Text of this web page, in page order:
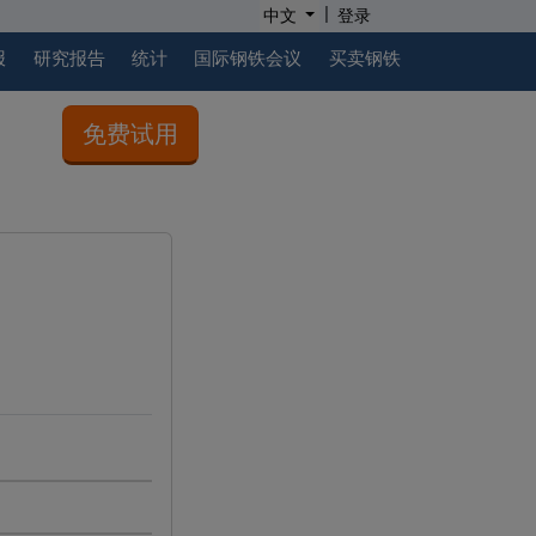
中文 | 登录
研究报告 统计 国际钢铁会议 买卖钢铁
免费试用